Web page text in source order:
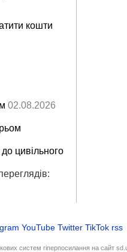
кошти
02.08.2026
цивільного
YouTube Twitter TikTok rss
систем гіперпосилання на сайт